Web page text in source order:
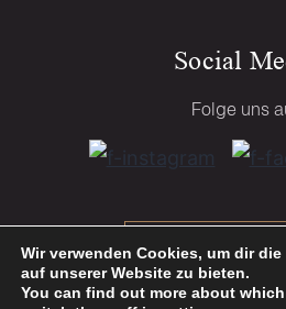
Social
Folge uns
Wir verwenden Cookies, um dir
auf unserer Website zu bieten.
You can find out more about